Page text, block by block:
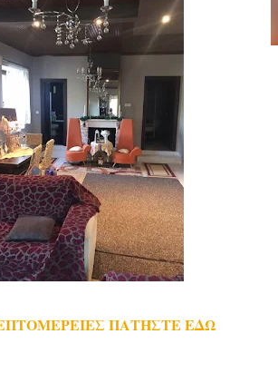
ΠΑΤΗΣΤΕ ΕΔΩ